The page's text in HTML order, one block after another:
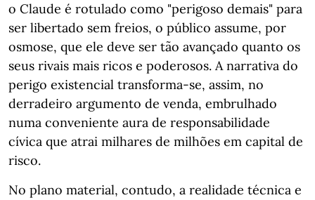
o Claude é rotulado como "perigoso demais" para
ser libertado sem freios, o público assume, por
osmose, que ele deve ser tão avançado quanto os
seus rivais mais ricos e poderosos. A narrativa do
perigo existencial transforma-se, assim, no
derradeiro argumento de venda, embrulhado
numa conveniente aura de responsabilidade
cívica que atrai milhares de milhões em capital de
risco.
No plano material, contudo, a realidade técnica e